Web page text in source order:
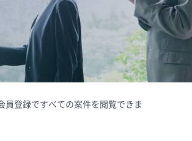
員登録ですべての案件を閲覧できま